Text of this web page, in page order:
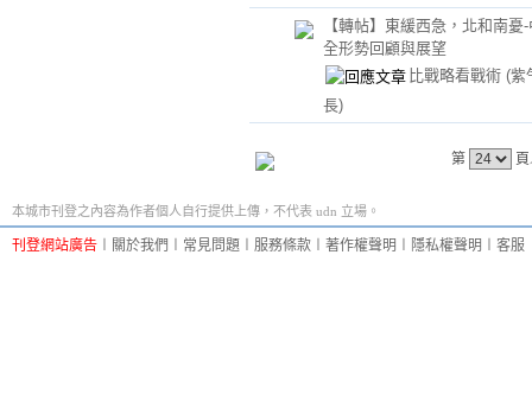
【轉帖】東緩西急，北和南憂
全形勢回顧與展望
比戰略看戰術 (紫
長)
第
本城市刊登之內容為作者個人自行提供上傳，不代表 udn 立場。
刊登網站廣告 關於我們 常見問題 服務條款 著作權聲明 隱私權聲明 客服